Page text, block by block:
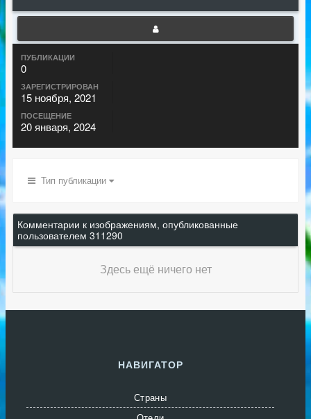
ПУБЛИКАЦИИ
0
ЗАРЕГИСТРИРОВАН
15 ноября, 2021
ПОСЕЩЕНИЕ
20 января, 2024
Тип публикации
Комментарии к изображениям, опубликованные
пользователем 311290
Здесь ещё ничего нет
НАВИГАТОР
Страны